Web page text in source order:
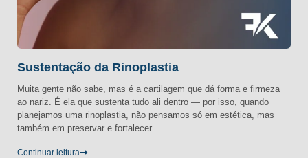
Sustentação da Rinoplastia
Muita gente não sabe, mas é a cartilagem que dá forma e firmeza
ao nariz. É ela que sustenta tudo ali dentro — por isso, quando
planejamos uma rinoplastia, não pensamos só em estética, mas
também em preservar e fortalecer...
Continuar leitura